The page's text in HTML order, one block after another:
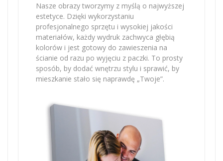
Nasze obrazy tworzymy z myślą o najwyższej
estetyce. Dzięki wykorzystaniu
profesjonalnego sprzętu i wysokiej jakości
materiałów, każdy wydruk zachwyca głębią
kolorów i jest gotowy do zawieszenia na
ścianie od razu po wyjęciu z paczki. To prosty
sposób, by dodać wnętrzu stylu i sprawić, by
mieszkanie stało się naprawdę „Twoje”.